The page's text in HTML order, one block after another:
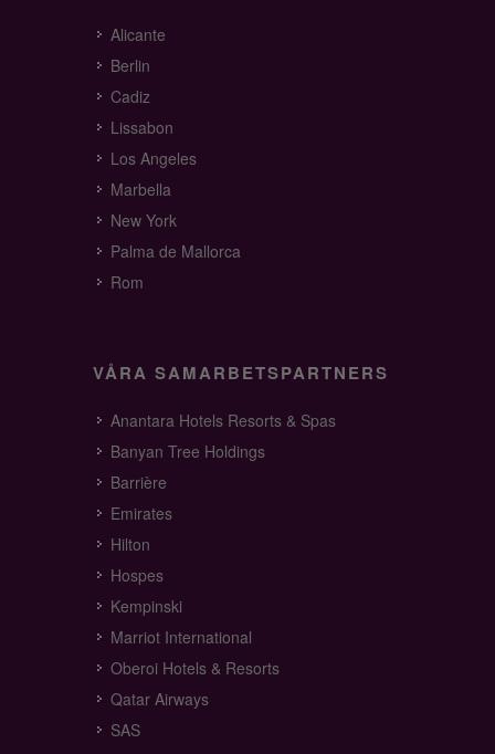
Alicante
Berlin
Cadiz
Lissabon
Los Angeles
Marbella
New York
Palma de Mallorca
Rom
VÅRA SAMARBETSPARTNERS
Anantara Hotels Resorts & Spas
Banyan Tree Holdings
Barrière
Emirates
Hilton
Hospes
Kempinski
Marriot International
Oberoi Hotels & Resorts
Qatar Airways
SAS